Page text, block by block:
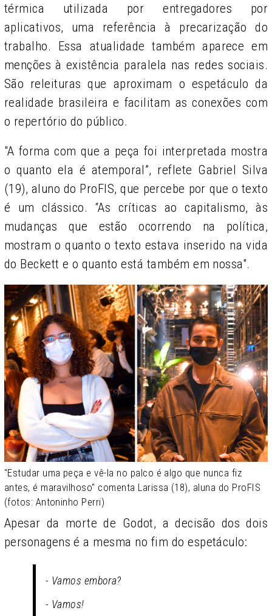
térmica utilizada por entregadores por
aplicativos, uma referência à precarização do
trabalho. Essa atualidade também aparece em
menções à existência paralela nas redes sociais.
São releituras que aproximam o espetáculo da
realidade brasileira e facilitam as conexões com
o repertório do público.
"A forma com que a peça foi interpretada mostra
o quanto ela é atemporal”, reflete Gabriel Silva
(19), aluno do ProFIS, que percebe por que o texto
é um clássico. “As críticas ao capitalismo, às
mudanças que estão ocorrendo na política,
mostram o quanto o texto estava inserido na vida
do Beckett e o quanto está também em nossa".
"Estudar uma peça e vê-la no palco é algo que nunca fiz
antes, é maravilhoso" comenta Larissa (18), aluna do ProFIS
(fotos: Antoninho Perri)
Apesar da morte de Godot, a decisão dos dois
personagens é a mesma no fim do espetáculo:
- Vamos embora?
- Vamos!